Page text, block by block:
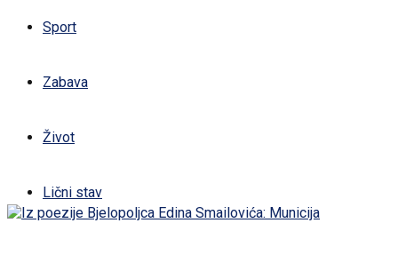
Sport
Zabava
Život
Lični stav